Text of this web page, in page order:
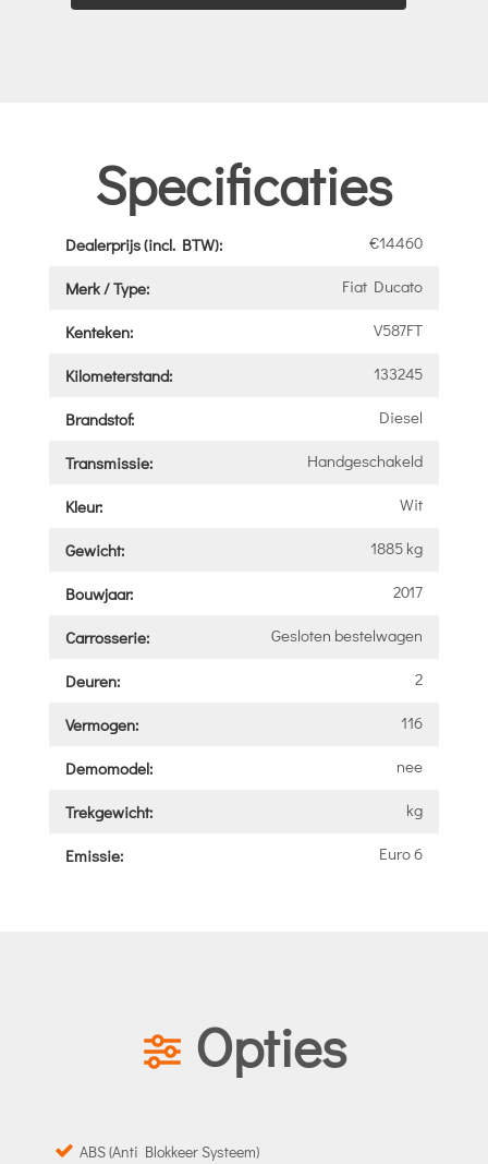
Specificaties
Dealerprijs (incl. BTW): €14460
Merk / Type: Fiat Ducato
Kenteken: V587FT
Kilometerstand: 133245
Brandstof: Diesel
Transmissie: Handgeschakeld
Kleur: Wit
Gewicht: 1885 kg
Bouwjaar: 2017
Carrosserie: Gesloten bestelwagen
Deuren: 2
Vermogen: 116
Demomodel: nee
Trekgewicht: kg
Emissie: Euro 6
Opties
ABS (Anti Blokkeer Systeem)